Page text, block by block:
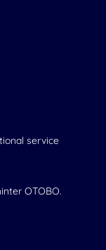
service
OTOBO.